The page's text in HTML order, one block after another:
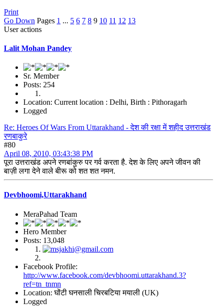
Print
Go Down Pages 1 ... 5 6 7 8 9 10 11 12 13
User actions
Lalit Mohan Pandey
Sr. Member
Posts: 254
Location: Current location : Delhi, Birth : Pithoragarh
Logged
Re: Heroes Of Wars From Uttarakhand - देश की रक्षा में शहीद उत्तराखंड
रणबाकुरे
#80
April 08, 2010, 03:43:38 PM
पूरा उत्तराखंड अपने रणबांकुरु पर गर्व करता है. देश के लिए अपने जीवन की
बाज़ी लगा देने वाले बीरू को शत शत नमन.
Devbhoomi,Uttarakhand
MeraPahad Team
Hero Member
Posts: 13,048
Facebook Profile:
http://www.facebook.com/devbhoomi.uttarakhand.3?
ref=tn_tnmn
Location: घोंटी घनसाली चिरबटिया मयाली (UK)
Logged